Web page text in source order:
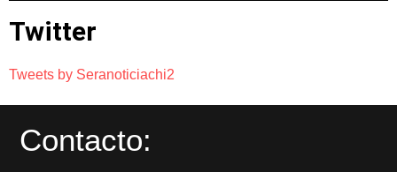
Twitter
Tweets by Seranoticiachi2
Contacto: